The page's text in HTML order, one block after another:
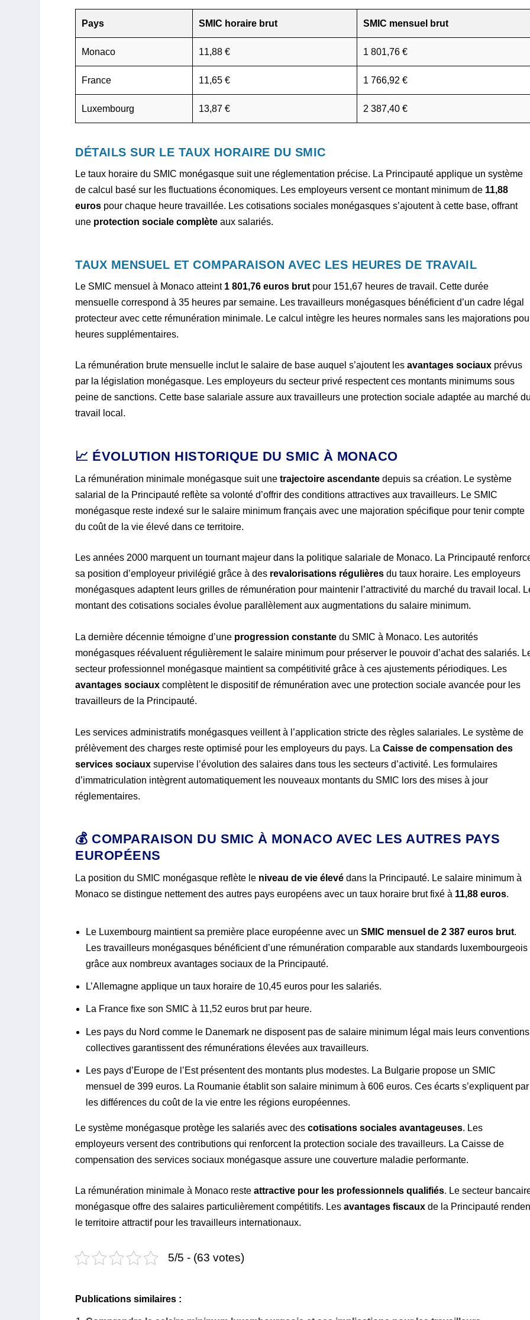
Pays SMIC horaire brut SMIC mensuel brut
Monaco 11,88 € 1 801,76 €
France 11,65 € 1 766,92 €
Luxembourg 13,87 € 2 387,40 €
DÉTAILS SUR LE TAUX HORAIRE DU SMIC
Le taux horaire du SMIC monégasque suit une réglementation précise. La Principauté applique un système
de calcul basé sur les fluctuations économiques. Les employeurs versent ce montant minimum de 11,88
euros pour chaque heure travaillée. Les cotisations sociales monégasques s’ajoutent à cette base, offrant
une protection sociale complète aux salariés.
TAUX MENSUEL ET COMPARAISON AVEC LES HEURES DE TRAVAIL
Le SMIC mensuel à Monaco atteint 1 801,76 euros brut pour 151,67 heures de travail. Cette durée
mensuelle correspond à 35 heures par semaine. Les travailleurs monégasques bénéficient d’un cadre légal
protecteur avec cette rémunération minimale. Le calcul intègre les heures normales sans les majorations
heures supplémentaires.
La rémunération brute mensuelle inclut le salaire de base auquel s’ajoutent lesavantages sociaux prévus
par la législation monégasque. Les employeurs du secteur privé respectent ces montants minimums sous
peine de sanctions. Cette base salariale assure aux travailleurs une protection sociale adaptée au marché
travail local.
📈 ÉVOLUTION HISTORIQUE DU SMIC À MONACO
La rémunération minimale monégasque suit unetrajectoire ascendante depuis sa création. Le système
salarial de la Principauté reflète sa volonté d’offrir des conditions attractives aux travailleurs. Le SMIC
monégasque reste indexé sur le salaire minimum français avec une majoration spécifique pour tenir compte
du coût de la vie élevé dans ce territoire.
Les années 2000 marquent un tournant majeur dans la politique salariale de Monaco. La Principauté
sa position d’employeur privilégié grâce à des revalorisations régulières du taux horaire. Les employeurs
monégasques adaptent leurs grilles de rémunération pour maintenir l’attractivité du marché du travail local.
montant des cotisations sociales évolue parallèlement aux augmentations du salaire minimum.
La dernière décennie témoigne d’une progression constante du SMIC à Monaco. Les autorités
monégasques réévaluent régulièrement le salaire minimum pour préserver le pouvoir d’achat des salariés.
secteur professionnel monégasque maintient sa compétitivité grâce à ces ajustements périodiques. Les
avantages sociaux complètent le dispositif de rémunération avec une protection sociale avancée pour les
travailleurs de la Principauté.
Les services administratifs monégasques veillent à l’application stricte des règles salariales. Le système de
prélèvement des charges reste optimisé pour les employeurs du pays. LaCaisse de compensation des
services sociaux supervise l’évolution des salaires dans tous les secteurs d’activité. Les formulaires
d’immatriculation intègrent automatiquement les nouveaux montants du SMIC lors des mises à jour
réglementaires.
💰 COMPARAISON DU SMIC À MONACO AVEC LES AUTRES PAYS
EUROPÉENS
La position du SMIC monégasque reflète le niveau de vie élevé dans la Principauté. Le salaire minimum à
Monaco se distingue nettement des autres pays européens avec un taux horaire brut fixé à 11,88 euros.
Le Luxembourg maintient sa première place européenne avec unSMIC mensuel de 2 387 euros brut.
Les travailleurs monégasques bénéficient d’une rémunération comparable aux standards luxembourgeois
grâce aux nombreux avantages sociaux de la Principauté.
L’Allemagne applique un taux horaire de 10,45 euros pour les salariés.
La France fixe son SMIC à 11,52 euros brut par heure.
Les pays du Nord comme le Danemark ne disposent pas de salaire minimum légal mais leurs conventions
collectives garantissent des rémunérations élevées aux travailleurs.
Les pays d’Europe de l’Est présentent des montants plus modestes. La Bulgarie propose un SMIC
mensuel de 399 euros. La Roumanie établit son salaire minimum à 606 euros. Ces écarts s’expliquent par
les différences du coût de la vie entre les régions européennes.
Le système monégasque protège les salariés avec descotisations sociales avantageuses. Les
employeurs versent des contributions qui renforcent la protection sociale des travailleurs. La Caisse de
compensation des services sociaux monégasque assure une couverture maladie performante.
La rémunération minimale à Monaco resteattractive pour les professionnels qualifiés. Le secteur
monégasque offre des salaires particulièrement compétitifs. Lesavantages fiscaux de la Principauté
le territoire attractif pour les travailleurs internationaux.
5/5 - (63 votes)
Publications similaires :